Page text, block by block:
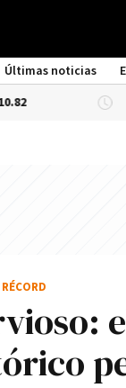
Últimas noticias